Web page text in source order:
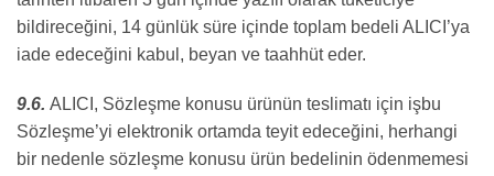
bildireceğini, 14 günlük süre içinde toplam bedeli ALICI’ya
iade edeceğini kabul, beyan ve taahhüt eder.
9.6. ALICI, Sözleşme konusu ürünün teslimatı için işbu
Sözleşme’yi elektronik ortamda teyit edeceğini, herhangi
bir nedenle sözleşme konusu ürün bedelinin ödenmemesi